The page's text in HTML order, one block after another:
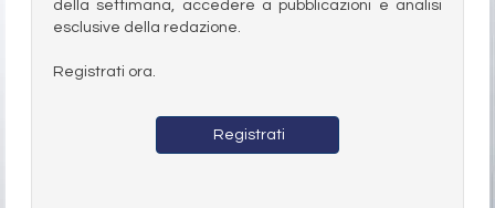
della settimana, accedere a pubblicazioni e analisi
esclusive della redazione.
Registrati ora.
Registrati